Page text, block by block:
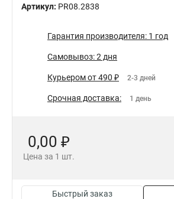
Артикул: PR08.2838
Гарантия производителя: 1 год
Самовывоз: 2 дня
Курьером от 490 ₽ 2-3 дней
Срочная доставка: 1 день
0,00 ₽
Цена за 1 шт.
Быстрый заказ